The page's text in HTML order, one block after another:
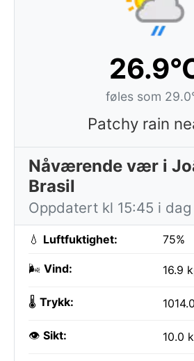
føles som
Patchy rain
Nåværende vær i
Brasil
Oppdatert kl 15:45 i dag
💧 Luftfuktighet: 75%
🌬️ Vind: 16.9
🌡️ Trykk:
👁️ Sikt: 10.0